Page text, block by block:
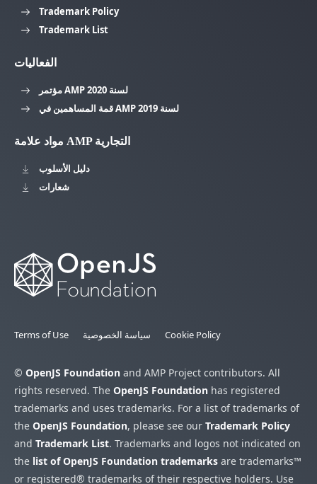
Trademark Policy
Trademark List
الفعاليات
مؤتمر AMP لسنة 2020
قمة المساهمين في AMP لسنة 2019
مواد علامة AMP التجارية
دليل الأسلوب
شعارات
Terms of Use سياسة الخصوصية Cookie Policy
© OpenJS Foundation and AMP Project contributors. All
rights reserved. The OpenJS Foundation has registered
trademarks and uses trademarks. For a list of trademarks of
the OpenJS Foundation, please see our Trademark Policy
and Trademark List. Trademarks and logos not indicated on
the list of OpenJS Foundation trademarks are trademarks™
or registered® trademarks of their respective holders. Use